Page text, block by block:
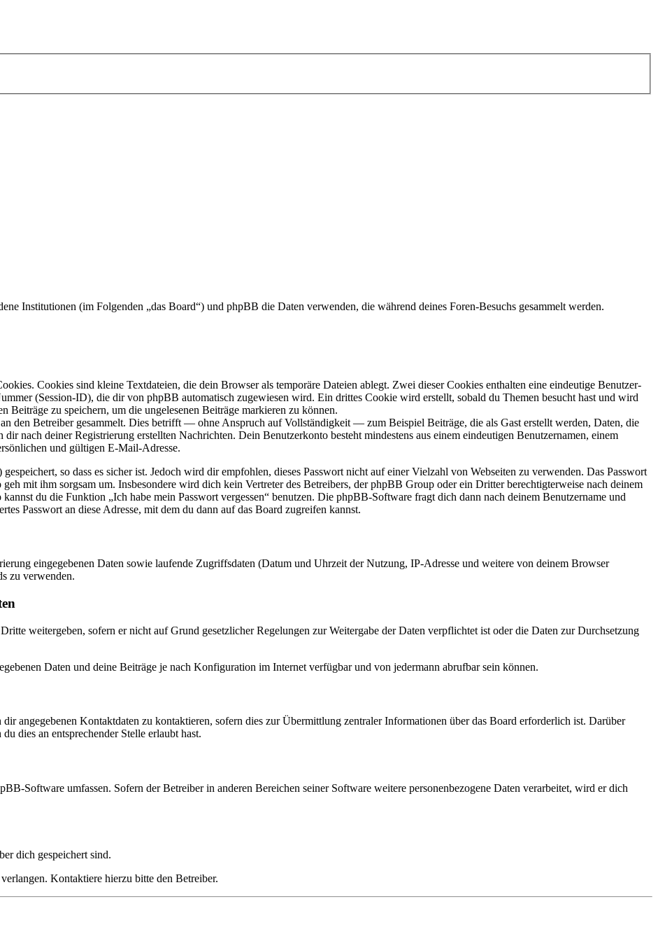
Institutionen (im Folgenden „das Board“) und phpBB die Daten verwenden, die während deines Foren-Besuchs gesammelt werden.
Cookies sind kleine Textdateien, die dein Browser als temporäre Dateien ablegt. Zwei dieser Cookies enthalten eine eindeutige Benutzer-
(Session-ID), die dir von phpBB automatisch zugewiesen wird. Ein drittes Cookie wird erstellt, sobald du Themen besucht hast und wird
Beiträge zu speichern, um die ungelesenen Beiträge markieren zu können.
den Betreiber gesammelt. Dies betrifft — ohne Anspruch auf Vollständigkeit — zum Beispiel Beiträge, die als Gast erstellt werden, Daten, die
nach deiner Registrierung erstellten Nachrichten. Dein Benutzerkonto besteht mindestens aus einem eindeutigen Benutzernamen, einem
und gültigen E-Mail-Adresse.
so dass es sicher ist. Jedoch wird dir empfohlen, dieses Passwort nicht auf einer Vielzahl von Webseiten zu verwenden. Das Passwort
mit ihm sorgsam um. Insbesondere wird dich kein Vertreter des Betreibers, der phpBB Group oder ein Dritter berechtigterweise nach deinem
du die Funktion „Ich habe mein Passwort vergessen“ benutzen. Die phpBB-Software fragt dich dann nach deinem Benutzername und
Passwort an diese Adresse, mit dem du dann auf das Board zugreifen kannst.
eingegebenen Daten sowie laufende Zugriffsdaten (Datum und Uhrzeit der Nutzung, IP-Adresse und weitere von deinem Browser
zu verwenden.
weitergeben, sofern er nicht auf Grund gesetzlicher Regelungen zur Weitergabe der Daten verpflichtet ist oder die Daten zur Durchsetzung
Daten und deine Beiträge je nach Konfiguration im Internet verfügbar und von jedermann abrufbar sein können.
angegebenen Kontaktdaten zu kontaktieren, sofern dies zur Übermittlung zentraler Informationen über das Board erforderlich ist. Darüber
dies an entsprechender Stelle erlaubt hast.
Software umfassen. Sofern der Betreiber in anderen Bereichen seiner Software weitere personenbezogene Daten verarbeitet, wird er dich
dich gespeichert sind.
Kontaktiere hierzu bitte den Betreiber.